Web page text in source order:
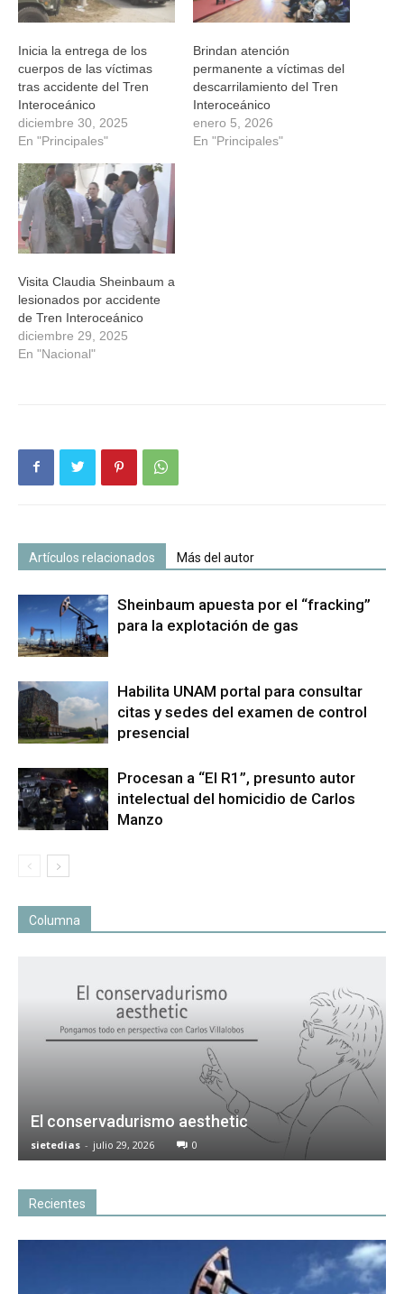
Inicia la entrega de los
cuerpos de las víctimas
tras accidente del Tren
Interoceánico
diciembre 30, 2025
En "Principales"
Brindan atención
permanente a víctimas del
descarrilamiento del Tren
Interoceánico
enero 5, 2026
En "Principales"
Visita Claudia Sheinbaum a
lesionados por accidente
de Tren Interoceánico
diciembre 29, 2025
En "Nacional"
Artículos relacionados Más del autor
Sheinbaum apuesta por el “fracking”
para la explotación de gas
Habilita UNAM portal para consultar
citas y sedes del examen de control
presencial
Procesan a “El R1”, presunto autor
intelectual del homicidio de Carlos
Manzo
Columna
El conservadurismo aesthetic
sietedias - julio 29, 2026 0
Recientes